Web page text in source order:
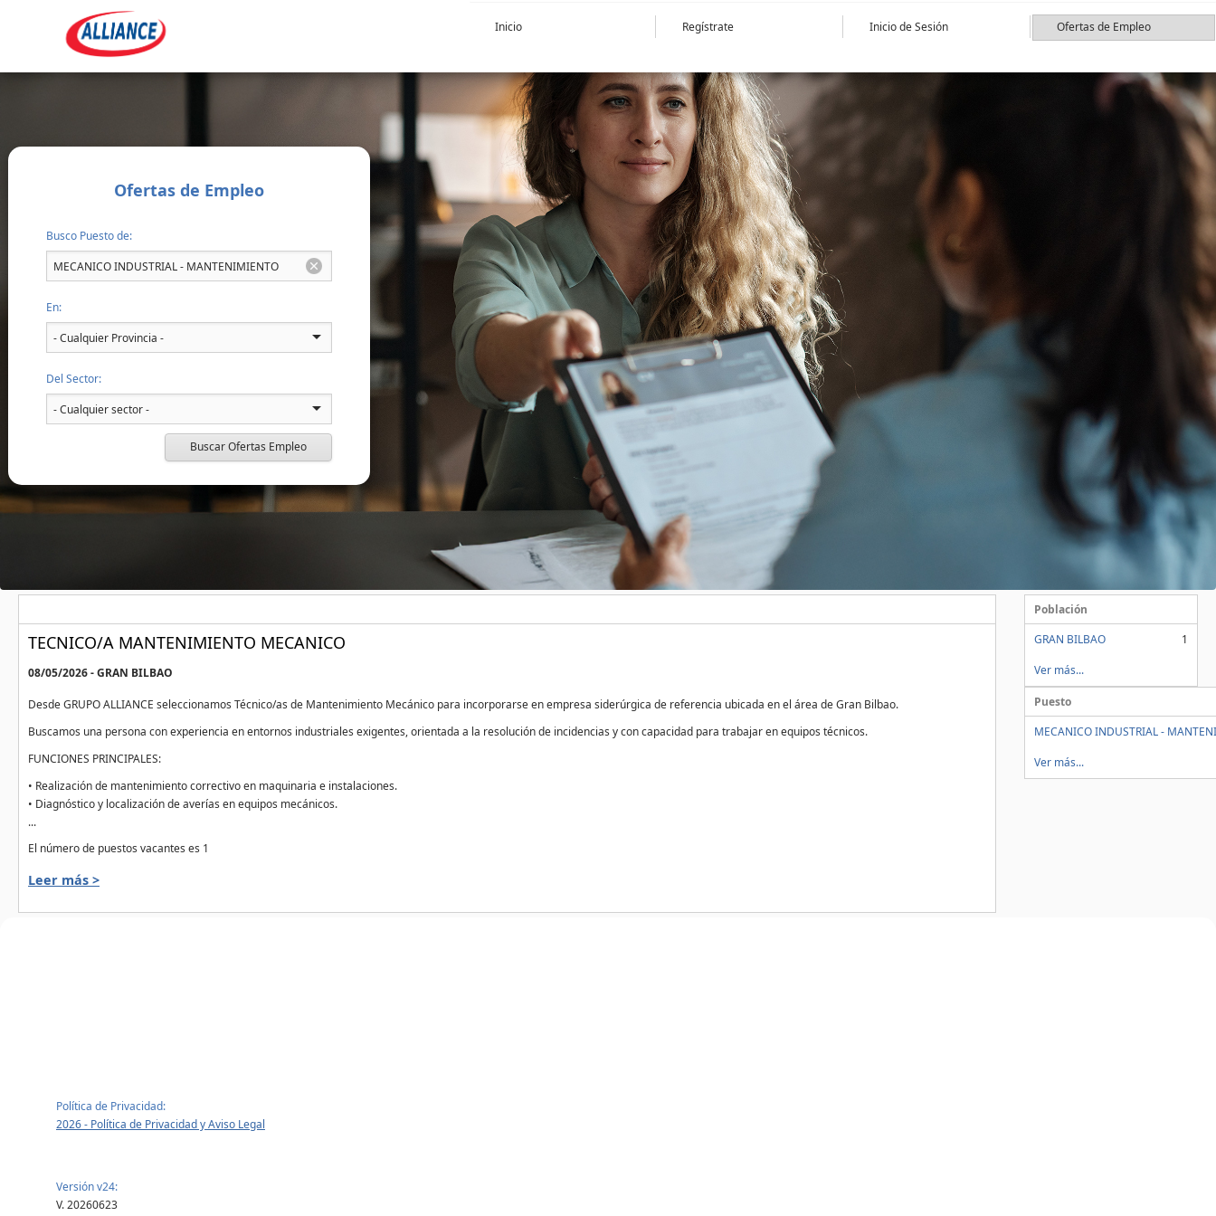
Inicio Regístrate Inicio de Sesión Ofertas de Empleo
Ofertas de Empleo
Busco Puesto de:
En:
Del Sector:
Buscar Ofertas Empleo
TECNICO/A MANTENIMIENTO MECANICO
08/05/2026 - GRAN BILBAO
Desde GRUPO ALLIANCE seleccionamos Técnico/as de Mantenimiento Mecánico para incorporarse en empresa siderúrgica de referencia ubicada en el área de Gran Bilbao.
Buscamos una persona con experiencia en entornos industriales exigentes, orientada a la resolución de incidencias y con capacidad para trabajar en equipos técnicos.
FUNCIONES PRINCIPALES:
• Realización de mantenimiento correctivo en maquinaria e instalaciones.
• Diagnóstico y localización de averías en equipos mecánicos.
...
El número de puestos vacantes es 1
Leer más >
Población
GRAN BILBAO
1
Ver más...
Puesto
MECANICO INDUSTRIAL -
Ver más...
Política de Privacidad:
2026 - Política de Privacidad y Aviso Legal
Versión v24:
V. 20260623